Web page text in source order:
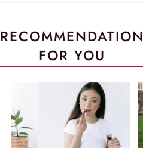
RECOMMENDATION
FOR YOU